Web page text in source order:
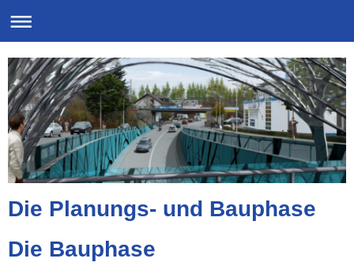
Die Planungs- und Bauphase
Die Bauphase